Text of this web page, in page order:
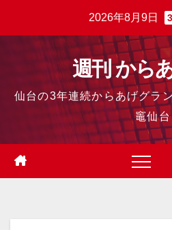
2026年8月9日
週刊 から
仙台の3年連続からあげグラ
竈仙台